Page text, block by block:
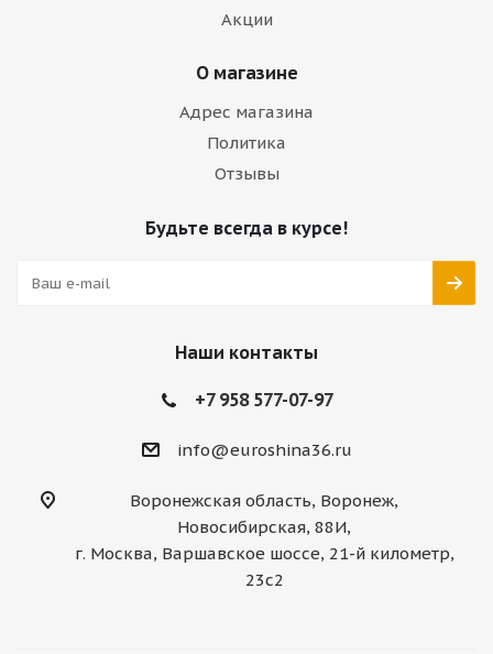
Акции
О магазине
Адрес магазина
Политика
Отзывы
Будьте всегда в курсе!
Наши контакты
+7 958 577-07-97
info@euroshina36.ru
Воронежская область, Воронеж,
Новосибирская, 88И,
г. Москва, Варшавское шоссе, 21-й километр,
23с2